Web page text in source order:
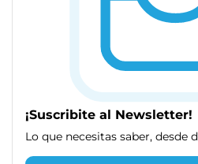
¡Suscribite al Newsletter!
Lo que necesitas saber, desde